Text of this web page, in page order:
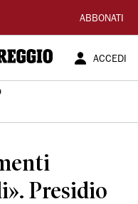
ABBONATI
ACCEDI
Presidio